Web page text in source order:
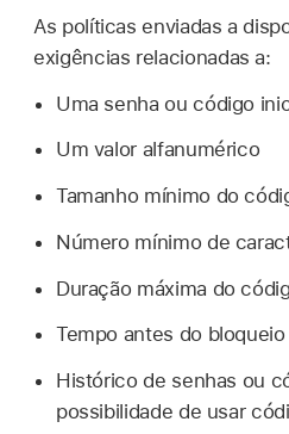
As políticas enviadas a
exigências relacionadas a:
Uma senha ou código
Um valor alfanumérico
Tamanho mínimo do
Número mínimo de
Duração máxima do
Tempo antes do
Histórico de senhas ou
possibilidade de usar